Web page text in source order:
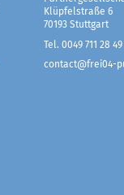
Klüpfelstraße 6
70193 Stuttgart
Tel. 0049 711 28 49
contact@frei04-